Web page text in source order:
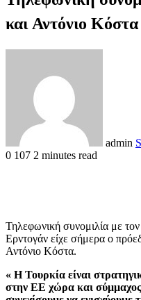
και Αντόνιο
admin
0 107 2 minutes read
Τηλεφωνική συνομιλία με
Ερντογάν είχε σήμερα ο
Αντόνιο Κόστα.
« Η Τουρκία είναι
στην ΕΕ χώρα και